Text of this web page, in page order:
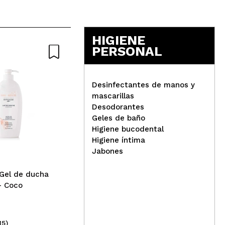
Útil Responder
Útil
de ducha
Coco
Ziaja - *Baltic Home Spa* -
Gel de ducha y champú 3
en 1 - Vitality
HIGIENE
PERSONAL
Desinfectantes de manos y
mascarillas
Desodorantes
Geles de baño
Higiene bucodental
Higiene íntima
Jabones